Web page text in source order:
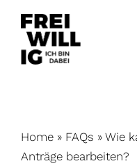
content
Home » FAQs » Wie
Anträge bearbeiten?